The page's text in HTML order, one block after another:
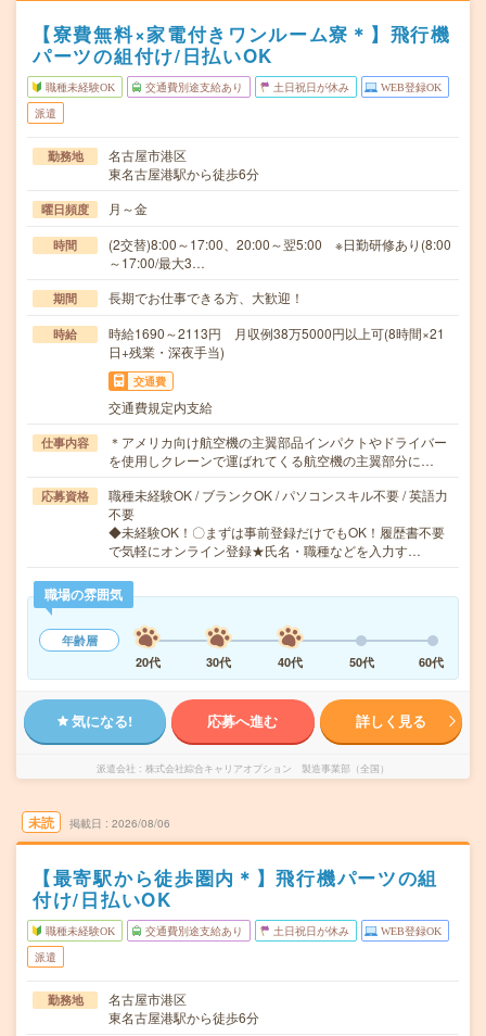
【寮費無料×家電付きワンルーム寮＊】飛行機
パーツの組付け/日払いOK
職種未経験OK 交通費別途支給あり 土日祝日が休み WEB登録OK
派遣
勤務地
名古屋市港区
東名古屋港駅から徒歩6分
曜日頻度 月～金
時間
(2交替)8:00～17:00、20:00～翌5:00 ※日勤研修あり(8:00
～17:00/最大3…
期間 長期でお仕事できる方、大歓迎！
時給
時給1690～2113円 月収例38万5000円以上可(8時間×21
日+残業・深夜手当)
交通費
交通費規定内支給
仕事内容
＊アメリカ向け航空機の主翼部品インパクトやドライバー
を使用しクレーンで運ばれてくる航空機の主翼部分に…
応募資格
職種未経験OK / ブランクOK / パソコンスキル不要 / 英語力
不要
◆未経験OK！〇まずは事前登録だけでもOK！履歴書不要
で気軽にオンライン登録★氏名・職種などを入力す…
職場の雰囲気
年齢層
20代
30代 40代 50代 60代
気になる! 応募へ進む 詳しく見る
派遣会社 株式会社綜合キャリアオプション 製造事業部（全国）
未読 掲載日 2026/08/06
【最寄駅から徒歩圏内＊】飛行機パーツの組
付け/日払いOK
職種未経験OK 交通費別途支給あり 土日祝日が休み WEB登録OK
派遣
勤務地
名古屋市港区
東名古屋港駅から徒歩6分